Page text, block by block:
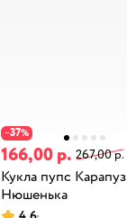
−37%
166,00 р. 267,00 р.
Кукла пупс Карапуз
Нюшенька